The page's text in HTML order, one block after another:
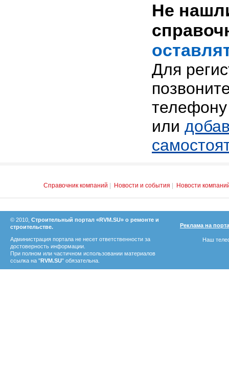
Не
Для
или
Справочник компаний Новости и события Новости
© 2010, Строительный портал «RVM.SU» о ремонте и
строительстве.
Администрация портала не несет ответственности за
достоверность информации.
При полном или частичном использовании материалов
ссылка на "RVM.SU" обязательна.
Реклама на
Наш